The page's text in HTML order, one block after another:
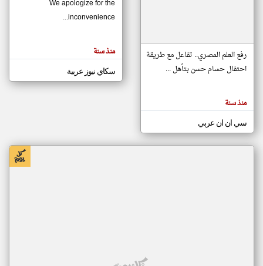
مصادر الأخبار من موريتانيا
اخبار موريتانيا على مدار الساعة
أهم اخبار موريتانيا العاجلة والمباشرة
المقالات
الموجوده
هنا عن
رفع العلم المصري.. تفاعل مع طريقة
احتفال حسام حسن بتأهل ...
منذ سنة
سي ان ان عربي
We apologize for the
inconvenience...
منذ سنة
سكاي نيوز عربية
klyoum.com